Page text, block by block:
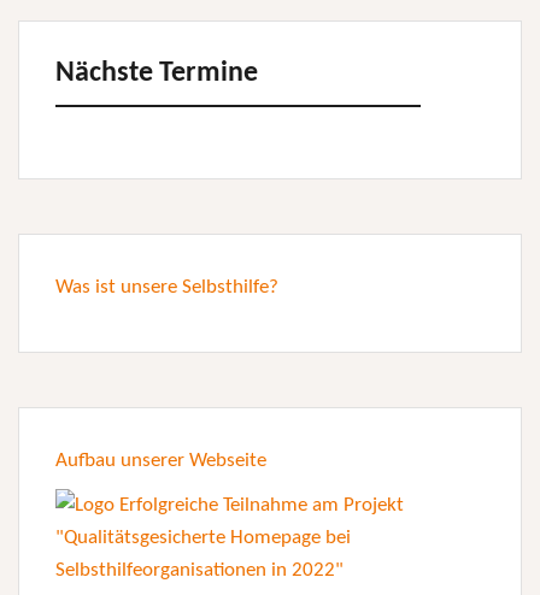
Nächste Termine
Was ist unsere Selbsthilfe?
Aufbau unserer Webseite